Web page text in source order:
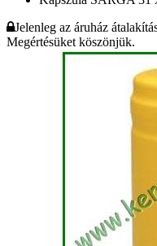
Jelenleg az áruház
Megértésüket köszönjük.